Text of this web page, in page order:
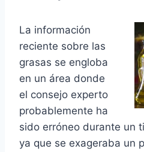
La información
reciente sobre las
grasas se engloba
en un área donde
el consejo experto
probablemente ha
sido erróneo durante un
ya que se exageraba un